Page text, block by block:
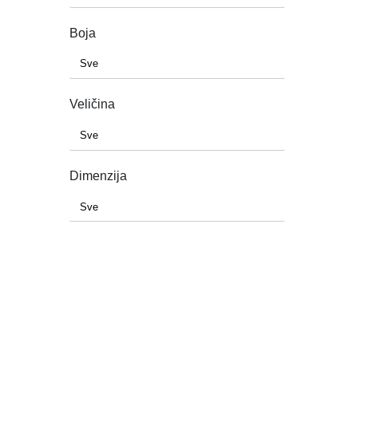
Boja
Veličina
Dimenzija